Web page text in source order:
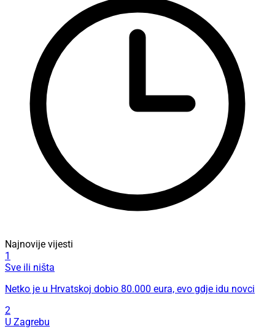
Najnovije vijesti
1
Sve ili ništa
Netko je u Hrvatskoj dobio 80.000 eura, evo gdje idu novci
2
U Zagrebu